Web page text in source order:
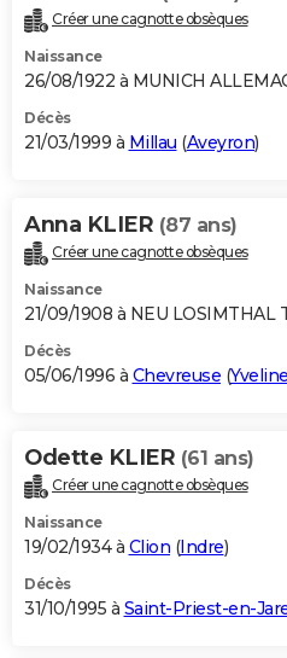
Créer une cagnotte obsèques
Naissance
26/08/1922 à MUNICH
Décès
21/03/1999 à Millau (Aveyron)
Anna KLIER (87 ans)
Créer une cagnotte obsèques
Naissance
21/09/1908 à NEU LOSIMTHAL
Décès
05/06/1996 à Chevreuse (
Odette KLIER (61 ans)
Créer une cagnotte obsèques
Naissance
19/02/1934 à Clion (Indre)
Décès
31/10/1995 à Saint-Priest-en-